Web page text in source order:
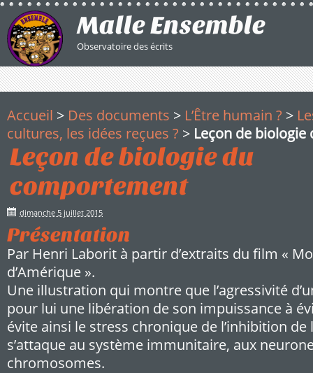
Malle Ensemble
Observatoire des écrits
Accueil > Des documents > L’Être humain ? >
cultures, les idées reçues ? > Leçon de
Leçon de biologie du
comportement
dimanche 5 juillet 2015
Présentation
Par Henri Laborit à partir d’extraits du film «
d’Amérique ».
Une illustration qui montre que l’agressivité
pour lui une libération de son impuissance à
évite ainsi le stress chronique de l’inhibition de
s’attaque au système immunitaire, aux
chromosomes.